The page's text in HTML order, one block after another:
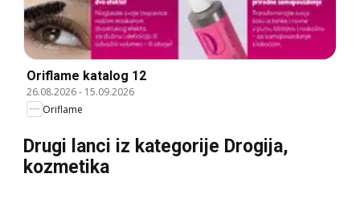
Oriflame katalog 12
26.08.2026- 15.09.2026
Oriflame
Drugi lanci iz kategorije Drogija,
kozmetika